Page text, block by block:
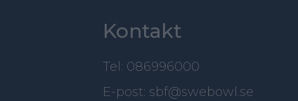
Kontakt
Tel: 086996000
E-post: sbf@swebowl.se